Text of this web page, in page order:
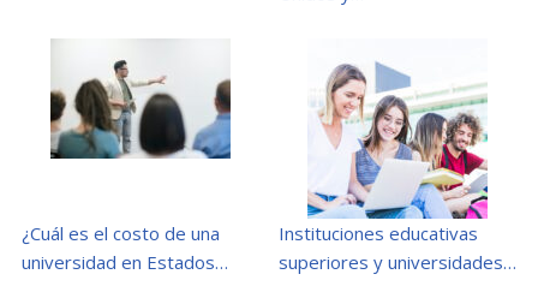
¿Cuál es el costo de una
universidad en Estados…
Instituciones educativas
superiores y universidades…